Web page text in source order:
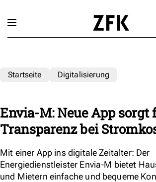
Startseite Digitalisierung
Envia-M: Neue App sorgt
Transparenz bei
Mit einer App ins digitale Zeitalter: Der
Energiedienstleister Envia-M bietet
und Mietern einfache und bequeme